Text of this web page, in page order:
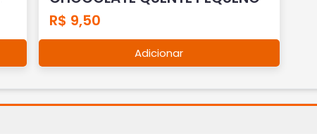
R$ 9,50
Adicionar